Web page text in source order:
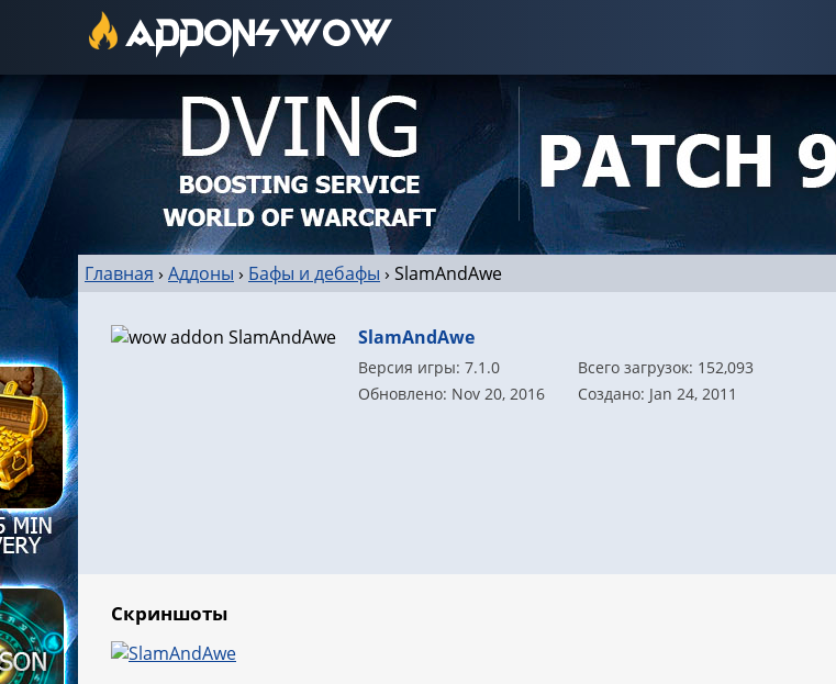
Главная › Аддоны › Бафы и дебафы › SlamAndAwe
SlamAndAwe
Версия игры: 7.1.0
Всего загрузок: 152,093
Обновлено: Nov 20, 2016
Создано: Jan 24, 2011
Скриншоты